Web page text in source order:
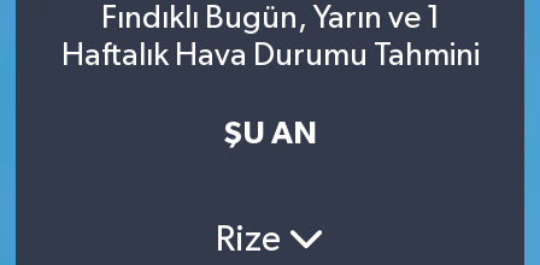
Fındıklı Bugün, Yarın ve 1
Haftalık Hava Durumu Tahmini
ŞU AN
Rize
Son Dakika Haberleri